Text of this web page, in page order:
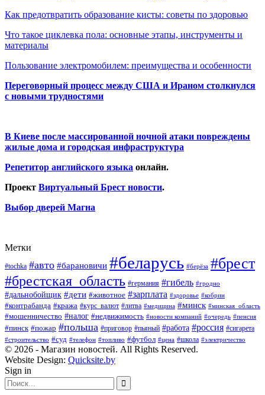
Как предотвратить образование кисты: советы по здоровью
Что такое циклевка пола: основные этапы, инструменты и
материалы
Пользование электромобилем: преимущества и особенности
Переговорный процесс между США и Ираном столкнулся
с новыми трудностями
В Киеве после массированной ночной атаки повреждены
жилые дома и городская инфраструктура
Репетитор английского языка онлайн.
Проект Виртуальный Брест новости.
Выбор дверей Магна
Метки
#tochka #авто #барановичи #беларусь #берёза #брест
#брестская_область #германия #гибель #гродно
#дальнобойщик #дети #животное #зарплата #здоровье #кобрин
#контрабанда #кража #курс_валют #литва #медицина #минск #минская_область
#мошенничество #налог #недвижимость #новости компаний #очередь #пенсия
#пинск #пожар #польша #приговор #пьяный #работа #россия #сигарета
#строительство #суд #телефон #топливо #футбол #цена #школа #электричество
© 2026 - Магазин новостей. All Rights Reserved.
Website Design: Quicksite.by
Sign in